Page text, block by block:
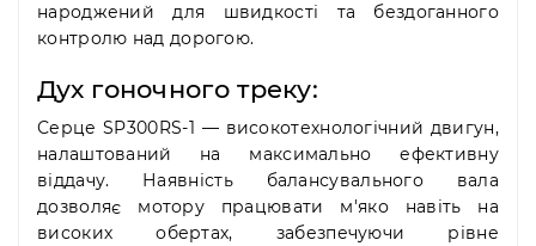
народжений для швидкості та бездоганного
контролю над дорогою.
Дух гоночного треку:
Серце SP300RS-1 — високотехнологічний двигун,
налаштований на максимально ефективну
віддачу. Наявність балансувального вала
дозволяє мотору працювати м'яко навіть на
високих обертах, забезпечуючи рівне